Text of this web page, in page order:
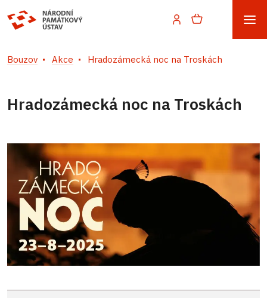
Bouzov Akce Hradozámecká noc na Troskách
Hradozámecká noc na Troskách